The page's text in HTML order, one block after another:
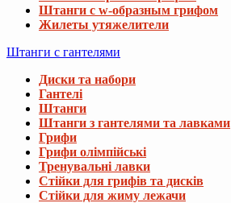
Штанги с w-образным грифом
Жилеты утяжелители
Штанги с гантелями
Диски та набори
Гантелі
Штанги
Штанги з гантелями та лавками
Грифи
Грифи олімпійські
Тренувальні лавки
Стійки для грифів та дисків
Стійки для жиму лежачи